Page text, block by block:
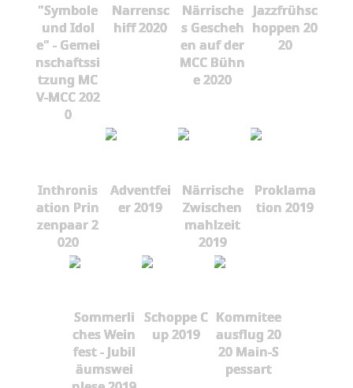
"Symbole
und Idol
e" - Gemei
nschaftssi
tzung MC
V-MCC 202
0
Narrensc
hiff 2020
Närrische
s Gescheh
en auf der
MCC Bühn
e 2020
Jazzfrühsc
hoppen 20
20
Inthronis
ation Prin
zenpaar 2
020
Adventfei
er 2019
Närrische
Zwischen
mahlzeit
2019
Proklama
tion 2019
Sommerli
ches Wein
fest - Jubil
äumswei
Schoppe C
up 2019
Kommitee
ausflug 20
20 Main-S
pessart